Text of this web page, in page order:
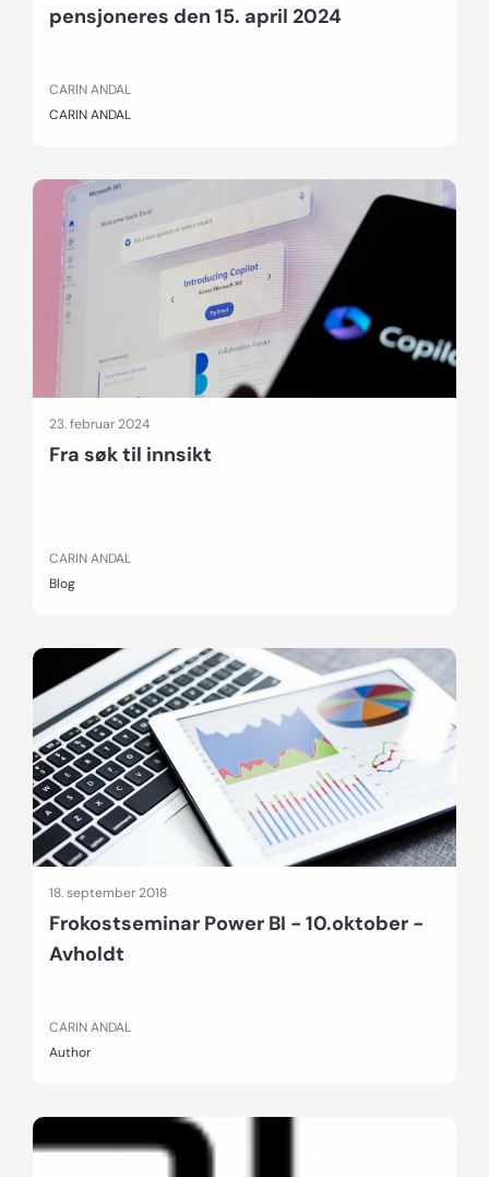
pensjoneres den 15. april 2024
CARIN ANDAL
CARIN ANDAL
23. februar 2024
Fra søk til innsikt
CARIN ANDAL
Blog
18. september 2018
Frokostseminar Power BI - 10.oktober -
Avholdt
CARIN ANDAL
Author